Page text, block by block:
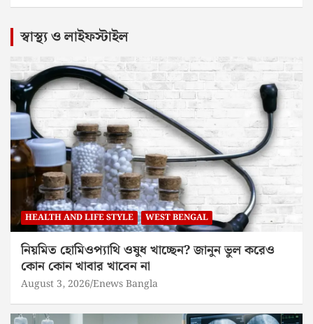
স্বাস্থ্য ও লাইফস্টাইল
HEALTH AND LIFE STYLE WEST BENGAL
নিয়মিত হোমিওপ্যাথি ওষুধ খাচ্ছেন? জানুন ভুল করেও
কোন কোন খাবার খাবেন না
August 3, 2026 Enews Bangla